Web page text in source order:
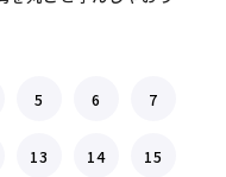
5 6 7
13 14 15